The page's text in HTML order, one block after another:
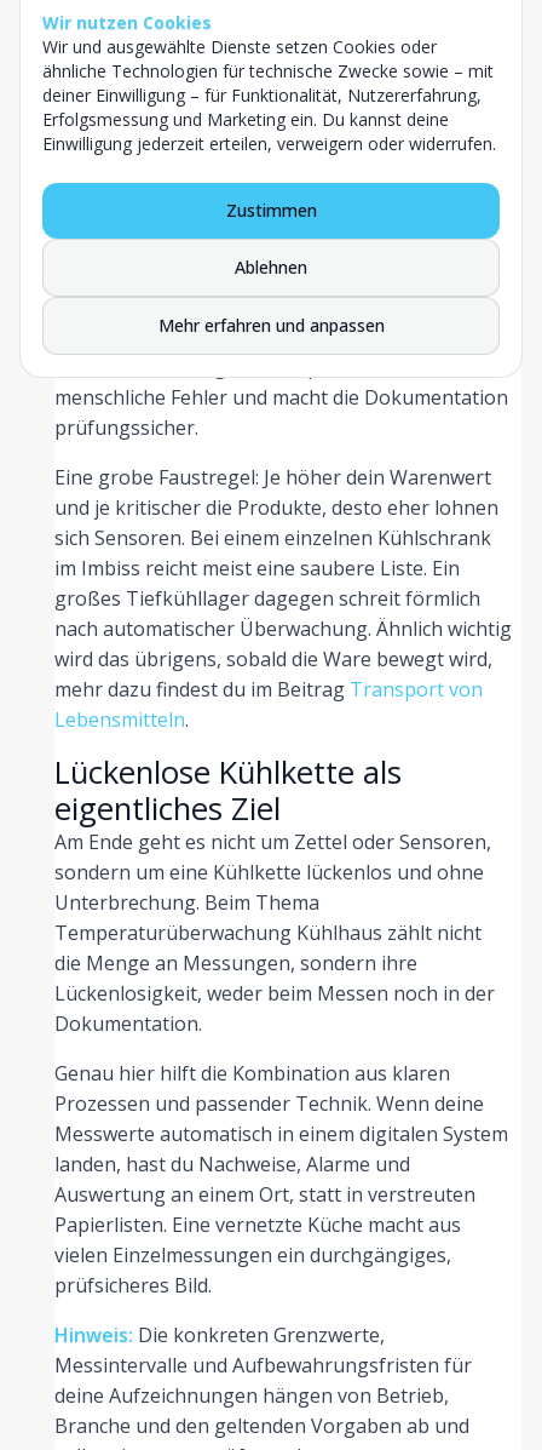
kleine Betriebe oft völlig ausreichend. Sie hat aber
eine systematische Schwäche: Sie zeigt nur einen
Moment. Was nachts, am Wochenende oder
zwischen zwei Kontrollgängen passiert, bleibt
unsichtbar.
Temperatursensoren im Kühlraum schließen
genau diese Lücke. Sie messen durchgehend,
protokollieren automatisch und schlagen bei
Abweichungen sofort Alarm, oft per App oder
Nachricht. Fällt zum Beispiel nachts der
Kompressor aus, weißt du es sofort und nicht erst
menschliche Fehler und macht die Dokumentation
prüfungssicher.
Eine grobe Faustregel: Je höher dein Warenwert
und je kritischer die Produkte, desto eher lohnen
sich Sensoren. Bei einem einzelnen Kühlschrank
im Imbiss reicht meist eine saubere Liste. Ein
großes Tiefkühllager dagegen schreit förmlich
nach automatischer Überwachung. Ähnlich wichtig
wird das übrigens, sobald die Ware bewegt wird,
mehr dazu findest du im Beitrag Transport von
Lebensmitteln.
Lückenlose Kühlkette als
eigentliches Ziel
Am Ende geht es nicht um Zettel oder Sensoren,
sondern um eine Kühlkette lückenlos und ohne
Unterbrechung. Beim Thema
Temperaturüberwachung Kühlhaus zählt nicht
die Menge an Messungen, sondern ihre
Lückenlosigkeit, weder beim Messen noch in der
Dokumentation.
Genau hier hilft die Kombination aus klaren
Prozessen und passender Technik. Wenn deine
Messwerte automatisch in einem digitalen System
landen, hast du Nachweise, Alarme und
Auswertung an einem Ort, statt in verstreuten
Papierlisten. Eine vernetzte Küche macht aus
vielen Einzelmessungen ein durchgängiges,
prüfsicheres Bild.
Hinweis: Die konkreten Grenzwerte,
Messintervalle und Aufbewahrungsfristen für
deine Aufzeichnungen hängen von Betrieb,
Branche und den geltenden Vorgaben ab und
Wir nutzen Cookies
Wir und ausgewählte Dienste setzen Cookies oder
ähnliche Technologien für technische Zwecke sowie – mit
deiner Einwilligung – für Funktionalität, Nutzererfahrung,
Erfolgsmessung und Marketing ein. Du kannst deine
Einwilligung jederzeit erteilen, verweigern oder widerrufen.
Mehr erfahren und anpassen
Ablehnen
Zustimmen